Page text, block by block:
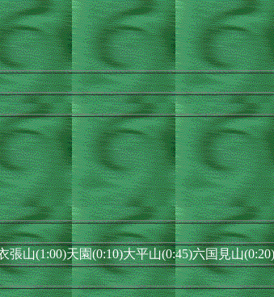
張山(1:00)天園(0:10)大平山(0:45)六国見山